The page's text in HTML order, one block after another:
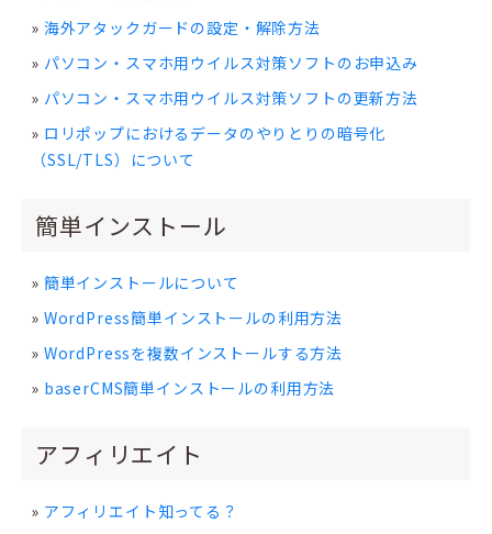
海外アタックガードの設定・解除方法
パソコン・スマホ用ウイルス対策ソフトのお申込み
パソコン・スマホ用ウイルス対策ソフトの更新方法
ロリポップにおけるデータのやりとりの暗号化
（SSL/TLS）について
簡単インストール
簡単インストールについて
WordPress簡単インストールの利用方法
WordPressを複数インストールする方法
baserCMS簡単インストールの利用方法
アフィリエイト
アフィリエイト知ってる？